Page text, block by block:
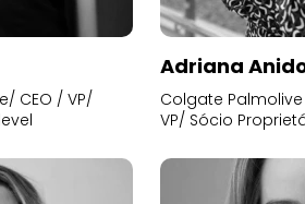
CEO / VP/
Adriana
Colgate
VP/ Sócio